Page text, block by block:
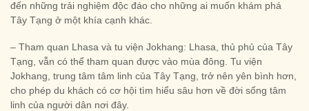
đến những trải nghiệm độc đáo cho những ai muốn khám phá
Tây Tạng ở một khía cạnh khác.
– Tham quan Lhasa và tu viện Jokhang: Lhasa, thủ phủ của Tây
Tạng, vẫn có thể tham quan được vào mùa đông. Tu viện
Jokhang, trung tâm tâm linh của Tây Tạng, trở nên yên bình hơn,
cho phép du khách có cơ hội tìm hiểu sâu hơn về đời sống tâm
linh của người dân nơi đây.